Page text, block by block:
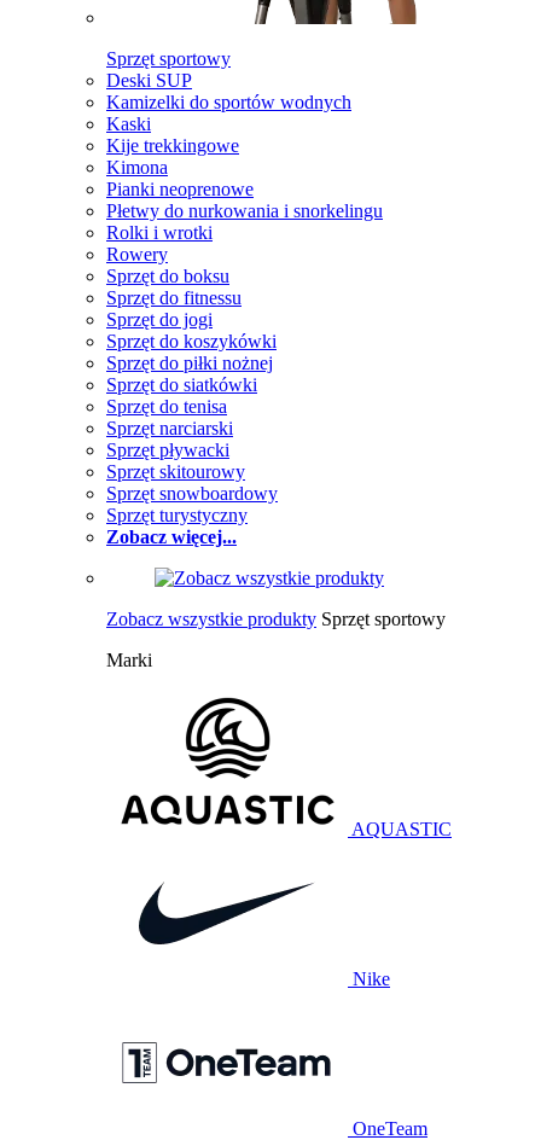
Sprzęt sportowy
Deski SUP
Kamizelki do sportów wodnych
Kaski
Kije trekkingowe
Kimona
Pianki neoprenowe
Płetwy do nurkowania i snorkelingu
Rolki i wrotki
Rowery
Sprzęt do boksu
Sprzęt do fitnessu
Sprzęt do jogi
Sprzęt do koszykówki
Sprzęt do piłki nożnej
Sprzęt do siatkówki
Sprzęt do tenisa
Sprzęt narciarski
Sprzęt pływacki
Sprzęt skitourowy
Sprzęt snowboardowy
Sprzęt turystyczny
Zobacz więcej...
Zobacz wszystkie produkty Sprzęt sportowy
Marki
AQUASTIC
Nike
OneTeam